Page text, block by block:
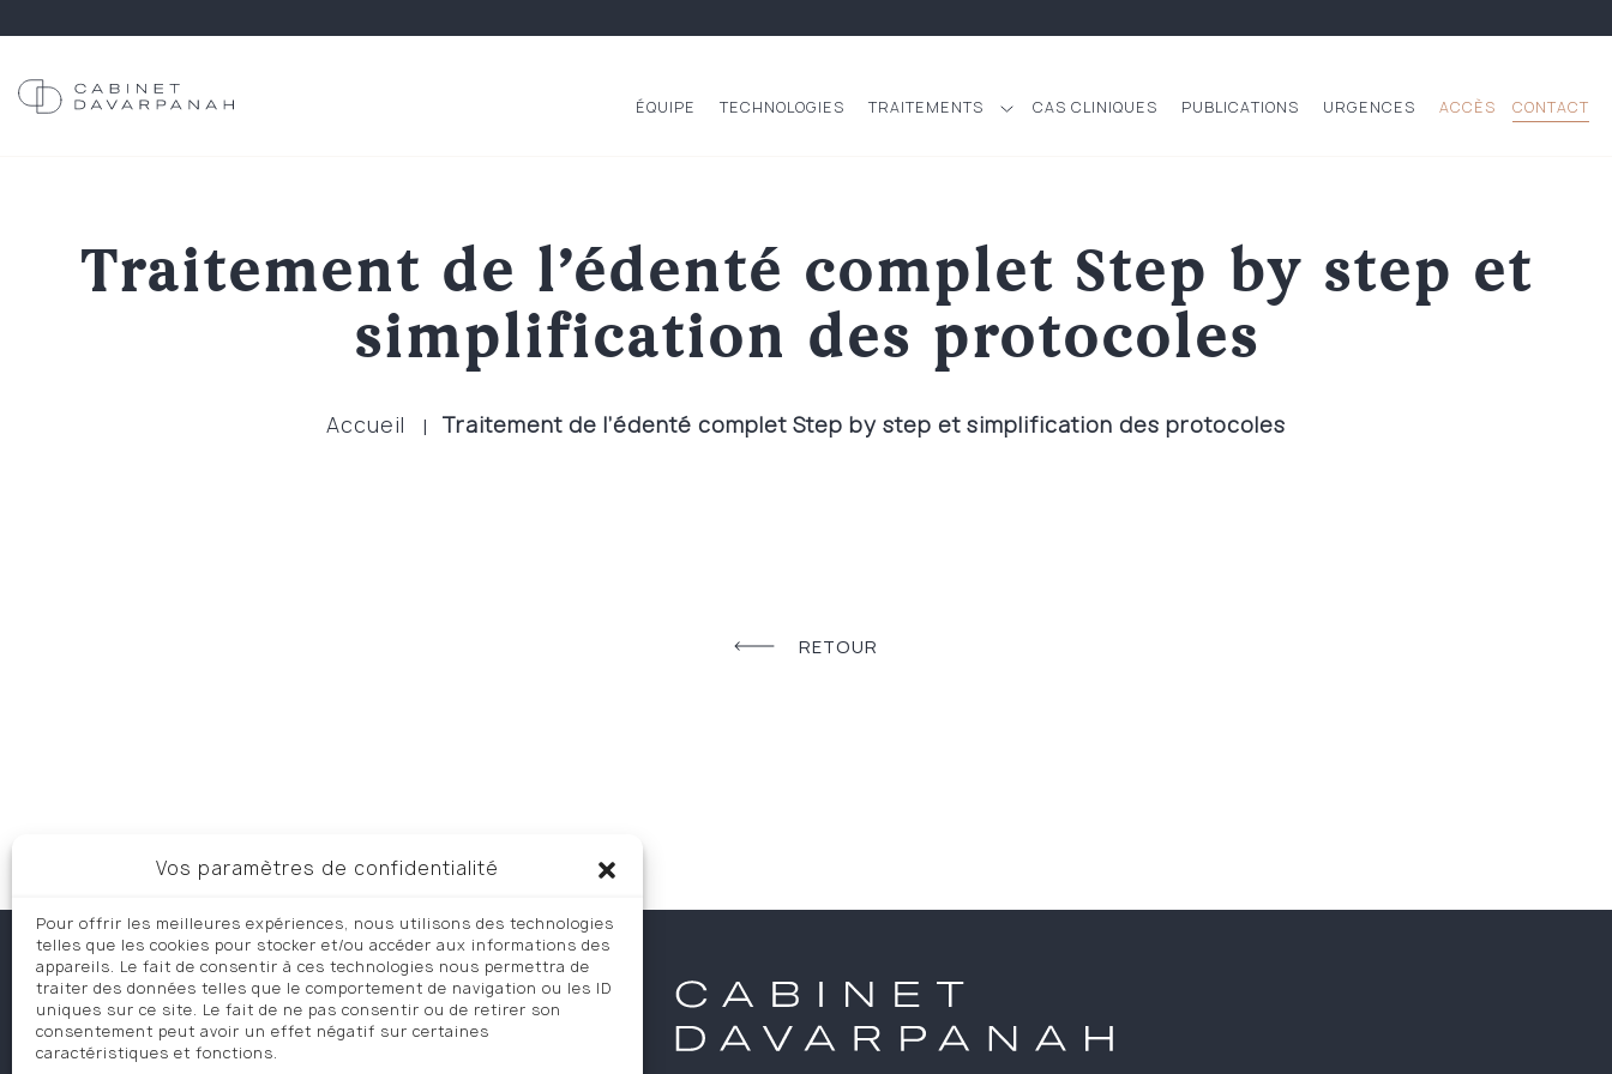
Vos paramètres de confidentialité
Pour offrir les meilleures expériences, nous utilisons des technologies
telles que les cookies pour stocker et/ou accéder aux informations des
appareils. Le fait de consentir à ces technologies nous permettra de
traiter des données telles que le comportement de navigation ou les ID
uniques sur ce site. Le fait de ne pas consentir ou de retirer son
consentement peut avoir un effet négatif sur certaines
caractéristiques et fonctions.
ÉQUIPE TECHNOLOGIES TRAITEMENTS CAS CLINIQUES PUBLICATIONS URGENCES ACCÈS CONTACT
Traitement de l’édenté complet Step by step et
simplification des protocoles
Accueil Traitement de l’édenté complet Step by step et simplification des protocoles
RETOUR